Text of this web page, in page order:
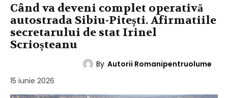
Când va deveni complet operativă
autostrada Sibiu-Pitești. Afirmatiile
secretarului de stat Irinel
Scrioșteanu
By Autorii Romanipentruolume
15 iunie 2026